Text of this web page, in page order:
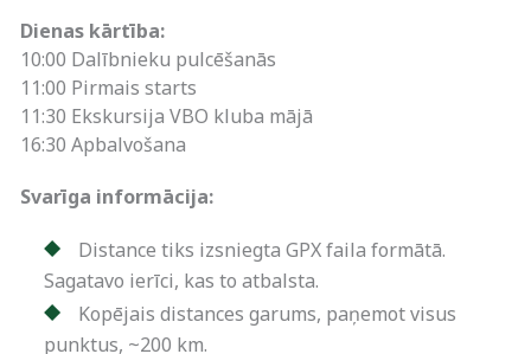
Dienas kārtība:
10:00 Dalībnieku pulcēšanās
11:00 Pirmais starts
11:30 Ekskursija VBO kluba mājā
16:30 Apbalvošana
Svarīga informācija:
Distance tiks izsniegta GPX faila formātā.
Sagatavo ierīci, kas to atbalsta.
Kopējais distances garums, paņemot visus
punktus, ~200 km.